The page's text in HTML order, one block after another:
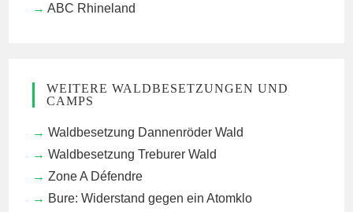
ABC Rhineland
WEITERE WALDBESETZUNGEN UND
CAMPS
Waldbesetzung Dannenröder Wald
Waldbesetzung Treburer Wald
Zone A Défendre
Bure: Widerstand gegen ein Atomklo